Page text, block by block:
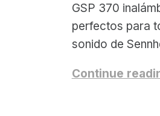
GSP 370
perfectos para
sonido de
Continue